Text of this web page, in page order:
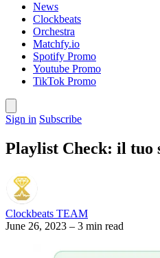
News
Clockbeats
Orchestra
Matchfy.io
Spotify Promo
Youtube Promo
TikTok Promo
Sign in Subscribe
Playlist Check: il tuo
Clockbeats TEAM
June 26, 2023 – 3 min read